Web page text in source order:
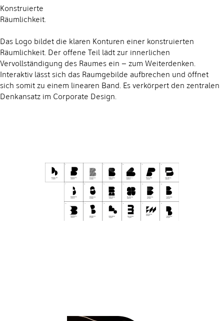
Konstruierte
Räumlichkeit.
Das Logo bildet die klaren Konturen einer konstruierten
Räumlichkeit. Der offene Teil lädt zur innerlichen
Vervollständigung des Raumes ein – zum Weiterdenken.
Interaktiv lässt sich das Raumgebilde aufbrechen und öffnet
sich somit zu einem linearen Band. Es verkörpert den zentralen
Denkansatz im Corporate Design.